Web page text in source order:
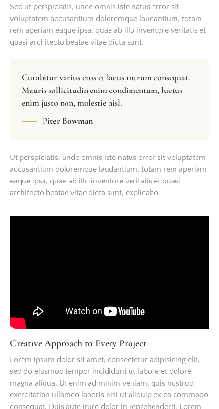
Sed ut perspiciatis, unde omnis iste natus error sit
voluptatem accusantium doloremque laudantium, totam
rem aperiam eaque ipsa, quae ab illo inventore veritatis et
quasi architecto beatae vitae dicta sunt.
Curabitur varius eros et lacus rutrum consequat.
Mauris sollicitudin enim condimentum, luctus
enim justo non, molestie nisl.
Piter Bowman
Ut perspiciatis, unde omnis iste natus error sit voluptatem
accusantium doloremque laudantium, totam rem aperiam
eaque ipsa, quae ab illo inventore veritatis et quasi
architecto beatae vitae dicta sunt, explicabo.
Creative Approach to Every Project
Lorem ipsum dolor sit amet, consectetur adipisicing elit,
sed do eiusmod tempor incididunt ut labore et dolore
magna aliqua. Ut enim ad minim veniam, quis nostrud
exercitation ullamco laboris nisi ut aliquip ex ea commodo
consequat. Duis aute irure dolor in reprehenderit. Lorem